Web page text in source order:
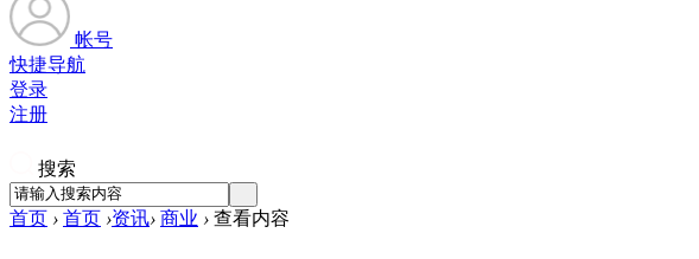
帐号
快捷导航
登录
注册
搜索
首页 › 首页 ›资讯› 商业 › 查看内容